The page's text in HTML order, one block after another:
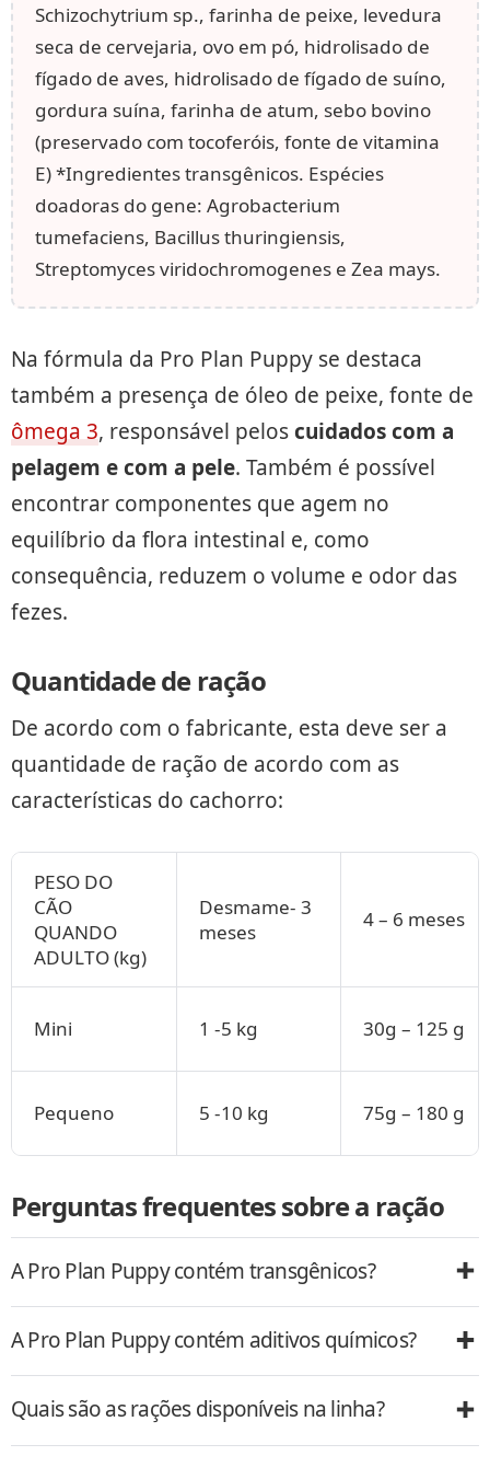
Schizochytrium sp., farinha de peixe, levedura
seca de cervejaria, ovo em pó, hidrolisado de
fígado de aves, hidrolisado de fígado de suíno,
gordura suína, farinha de atum, sebo bovino
(preservado com tocoferóis, fonte de vitamina
E) *Ingredientes transgênicos. Espécies
doadoras do gene: Agrobacterium
tumefaciens, Bacillus thuringiensis,
Streptomyces viridochromogenes e Zea mays.
Na fórmula da Pro Plan Puppy se destaca
também a presença de óleo de peixe, fonte de
ômega 3, responsável peloscuidados com a
pelagem e com a pele. Também é possível
encontrar componentes que agem no
equilíbrio da flora intestinal e, como
consequência, reduzem o volume e odor das
fezes.
Quantidade de ração
De acordo com o fabricante, esta deve ser a
quantidade de ração de acordo com as
características do cachorro:
PESO DO
CÃO
QUANDO
ADULTO (kg)
Desmame- 3
meses
4 – 6 meses
Mini 1 -5 kg 30g – 125 g
Pequeno 5 -10 kg 75g – 180 g
Perguntas frequentes sobre a ração
A Pro Plan Puppy contém transgênicos?
A Pro Plan Puppy contém aditivos químicos?
Quais são as rações disponíveis na linha?